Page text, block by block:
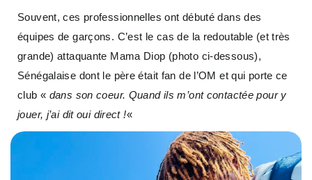
Souvent, ces professionnelles ont débuté dans des
équipes de garçons. C’est le cas de la redoutable (et très
grande) attaquante Mama Diop (photo ci-dessous),
Sénégalaise dont le père était fan de l’OM et qui porte ce
club « dans son coeur. Quand ils m’ont contactée pour y
jouer, j’ai dit oui direct !«